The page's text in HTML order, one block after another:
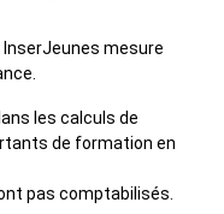
InserJeunes mesure
les calculs de
de formation en
pas comptabilisés.